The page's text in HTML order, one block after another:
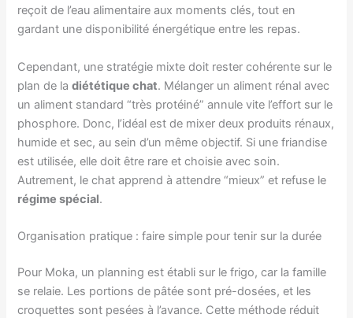
reçoit de l’eau alimentaire aux moments clés, tout en
gardant une disponibilité énergétique entre les repas.
Cependant, une stratégie mixte doit rester cohérente sur le
plan de ladiététique chat. Mélanger un aliment rénal avec
un aliment standard “très protéiné” annule vite l’effort sur le
phosphore. Donc, l’idéal est de mixer deux produits rénaux,
humide et sec, au sein d’un même objectif. Si une friandise
est utilisée, elle doit être rare et choisie avec soin.
Autrement, le chat apprend à attendre “mieux” et refuse le
régime spécial.
Organisation pratique : faire simple pour tenir sur la durée
Pour Moka, un planning est établi sur le frigo, car la famille
se relaie. Les portions de pâtée sont pré-dosées, et les
croquettes sont pesées à l’avance. Cette méthode réduit